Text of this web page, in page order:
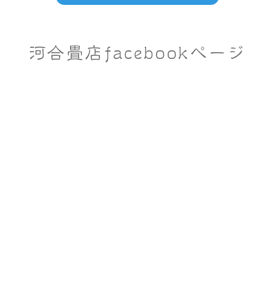
河合畳店facebookページ